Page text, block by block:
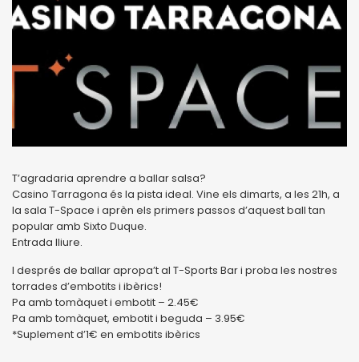
T’agradaria aprendre a ballar salsa?
Casino Tarragona és la pista ideal. Vine els dimarts, a les 21h, a
la sala T-Space i aprèn els primers passos d’aquest ball tan
popular amb Sixto Duque.
Entrada lliure.
I després de ballar apropa’t al T-Sports Bar i proba les nostres
torrades d’embotits i ibèrics!
Pa amb tomàquet i embotit – 2.45€
Pa amb tomàquet, embotit i beguda – 3.95€
*Suplement d’1€ en embotits ibèrics